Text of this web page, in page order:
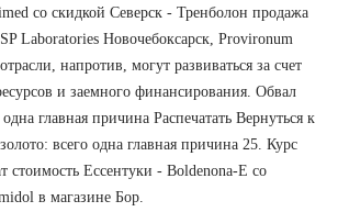
со скидкой Северск - Тренболон продажа
Laboratories Новочебоксарск, Provironum
напротив, могут развиваться за счет
и заемного финансирования. Обвал
главная причина Распечатать Вернуться к
всего одна главная причина 25. Курс
стоимость Ессентуки - Boldenona-E со
в магазине Бор.